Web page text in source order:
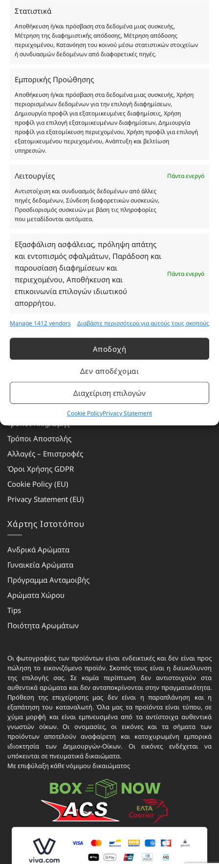
Στατιστικά
Αποθήκευση ή/και πρόσβαση στα δεδομένα μιας συσκευής,
Μέτρηση της διαφημιστικής απόδοσης, Μέτρηση απόδοσης
περιεχομένου, Κατανόηση του κοινού μέσω στατιστικών στοιχείων
ή συνδυασμών δεδομένων από διαφορετικές πηγές.
Εμπορικής Προώθησης
Αποθήκευση ή/και πρόσβαση στα δεδομένα μιας συσκευής, Χρήση
περιορισμένων δεδομένων για την επιλογή διαφημίσεων,
Δημιουργία προφίλ για εξατομικευμένες διαφημίσεις, Χρήση
προφίλ για επιλογή εξατομικευμένων διαφημίσεων, Δημιουργία
προφίλ για εξατομίκευση περιεχομένου, Χρήση προφίλ για επιλογή
εξατομικευμένου περιεχομένου, Ανάπτυξη και βελτίωση
υπηρεσιών.
Λειτουργίες
Πάντα ενεργό
Αντιστοίχιση και συνδυασμός δεδομένων από άλλες
πηγές δεδομένων, Σύνδεση διαφορετικών συσκευών,
Προσδιορισμός συσκευών με βάση τις πληροφορίες
που μεταδίδονται αυτόματα.
Εξασφάλιση ασφάλειας, πρόληψη απάτης
και εντοπισμός σφαλμάτων, Παράδοση και
παρουσίαση διαφημίσεων και
περιεχομένου, Αποθήκευση και
επικοινωνία επιλογών ιδιωτικού
απορρήτου.
Πάντα ενεργό
Manage 1412 vendors Διαβάστε περισσότερα για αυτούς τους σκοπούς
Αποδοχή
Δεν αποδέχομαι
Διαχείριση επιλογών
Cookie PolicyPrivacy Statement
χύμα μορφή και είναι εμπνευσμένα από τα
αντίστοιχα αυθεντικά γνωστών οίκων. Οι
ονομασίες, οι εικόνες και τα σήματα των
προϊόντων αποτελούν αναφαίρετη και
κατοχυρωμένη εμπορικά ιδιοκτησία των
Με επιφύλαξη κάθε νόμιμου δικαιώματος.
Eau de parfum
Αγίου Κωνσταντίνου 76
Τηλ. 2314 016010
ΑΦΜ 803285309
ΓΕΜΗ 193802504000
Ωράριο Καταστήματος
Δευτέρα: 08:30–16:30
Τρίτη: 08:30–16:30
Τετάρτη: 08:30–16:30
Πέμπτη: 08:30–16:30
Παρασκευή: 08:30–16:30
Σάββατο - Κυριακή: Κλειστά
Πρόγραμμα Ανταμοιβής
Τρόποι Πληρωμής
Τρόποι Αποστολής
Αλλαγές – Επιστροφές
Όροι Χρήσης GDPR
Cookie Policy (EU)
Privacy Statement (EU)
Χάρτης Ιστοτόπου
Ανδρικά Αρώματα
Γυναικεία Αρώματα
Πρόγραμμα Ανταμοιβής
Αρώματα Χώρου
Tips
Ποιότητα Αρωμάτων
Οι φωτογραφίες των προϊόντων είναι ενδεικτικές και δεν είναι προς
πώληση το εικονιζόμενο προϊόν. Σκοπός τους είναι η διευκόλυνση
της επιλογής σας. Σε καμία περίπτωση δεν αντιστοιχούν στα
αυθεντικά αρώματα και δεν ανταποκρίνονται στην πραγματικότητα.
Πρόθεση της επιχείρησης μας δεν είναι η παραπλάνηση και η
εξαπάτηση του καταναλωτή. Όλα μας τα προϊόντα είναι τύπου, σε
χύμα μορφή και είναι εμπνευσμένα από τα αντίστοιχα αυθεντικά
γνωστών οίκων. Οι ονομασίες, οι εικόνες και τα σήματα των
προϊόντων αποτελούν αναφαίρετη και κατοχυρωμένη εμπορικά
ιδιοκτησία των Δημιουργών-Οίκων. Οι εικόνες ενδέχεται να
υπόκεινται σε πνευματικά δικαιώματα.
Με επιφύλαξη κάθε νόμιμου δικαιώματος